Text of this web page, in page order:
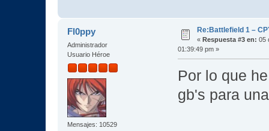
Fl0ppy
Administrador
Usuario Héroe
Mensajes: 10529
Re:Battlefield 1 –
« Respuesta #3 en: 05
01:39:49 pm »
Por lo que
gb's para